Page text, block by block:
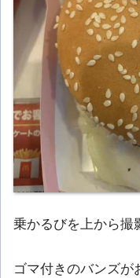
乗かるびを上から撮
ゴマ付きのバンズが